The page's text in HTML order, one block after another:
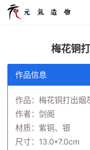
梅花铜
作品信息
作品：梅花铜打出烟
作者：剑阁
材质：紫铜、银
尺寸：13.0*7.0cm